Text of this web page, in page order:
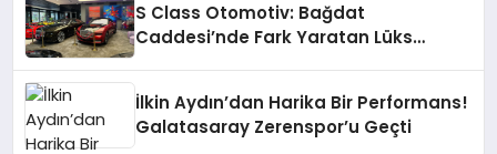
S Class Otomotiv: Bağdat
Caddesi’nde Fark Yaratan Lüks
İlkin Aydın’dan Harika Bir Performans!
Galatasaray Zerenspor’u Geçti